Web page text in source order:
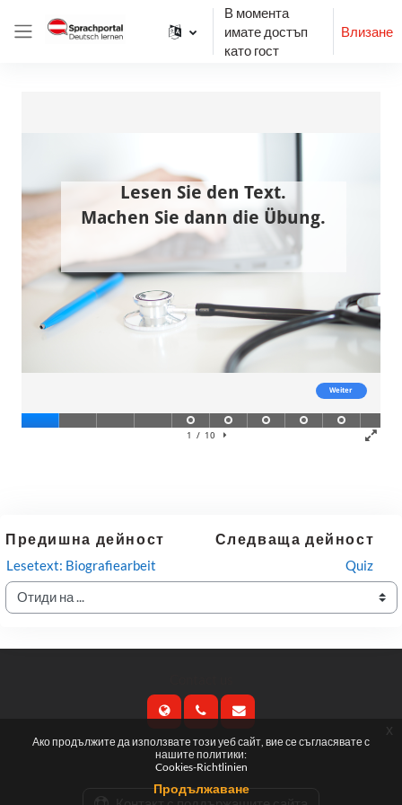
Прескочи на основното съдържание
В момента
имате достъп
като гост
Влизане
Предишна дейност
Lesetext: Biografiearbeit
Отиди на ...
Следваща дейност
Quiz
Follow us
Ако продължите да използвате този уеб сайт, вие се съгласявате с
нашите политики:
Cookies-Richtlinien
Продължаване
x